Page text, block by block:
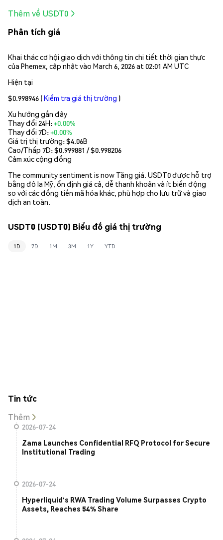
Thêm về USDT0
Phân tích giá
Khai thác cơ hội giao dịch với thông tin chi tiết thời gian thực
của Phemex, cập nhật vào March 6, 2026 at 02:01 AM UTC
Hiện tại
$0.998946 (Kiểm tra giá thị trường )
Xu hướng gần đây
Thay đổi 24H:+0.00%
Thay đổi 7D:+0.00%
Giá trị thị trường:$4.06B
Cao/Thấp 7D: $0.999881 / $0.998206
Cảm xúc cộng đồng
The community sentiment is now Tăng giá. USDT0 được hỗ trợ
bằng đô la Mỹ, ổn định giá cả, dễ thanh khoản và ít biến động
so với các đồng tiền mã hóa khác, phù hợp cho lưu trữ và giao
dịch an toàn.
USDT0 (USDT0) Biểu đồ giá thị trường
1D 7D 1M 3M 1Y YTD
Tin tức
Thêm
2026-07-24
Zama Launches Confidential RFQ Protocol for Secure
Institutional Trading
2026-07-24
Hyperliquid's RWA Trading Volume Surpasses Crypto
Assets, Reaches 54% Share